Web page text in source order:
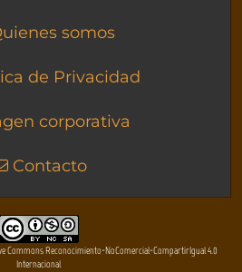
somos
de Privacidad
corporativa
Contacto
Commons Reconocimiento-NoComercial-CompartirIgual 4.0
Internacional